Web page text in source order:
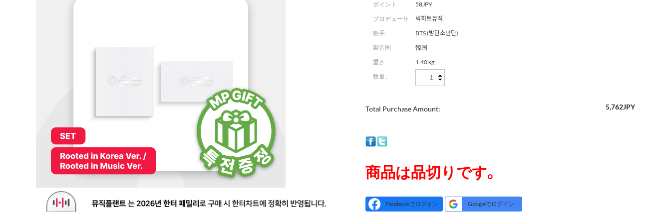
ポイント
58JPY
プロデューサ
ー
빅히트뮤직
歌手
BTS (방탄소년단)
製造国
韓国
重さ
1.40 kg
数量 :
Total Purchase Amount: 5,762JPY
商品は品切りです。
Facebookでログイン Googleでログイン